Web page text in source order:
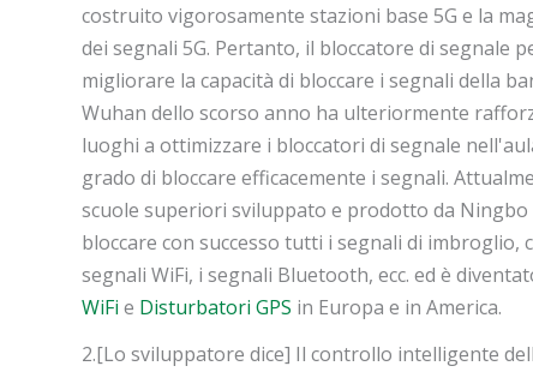
costruito vigorosamente stazioni base 5G e la
dei segnali 5G. Pertanto, il bloccatore di segnale
migliorare la capacità di bloccare i segnali della
Wuhan dello scorso anno ha ulteriormente
luoghi a ottimizzare i bloccatori di segnale
grado di bloccare efficacemente i segnali.
scuole superiori sviluppato e prodotto da Ningbo
bloccare con successo tutti i segnali di imbroglio,
segnali WiFi, i segnali Bluetooth, ecc. ed è
WiFi e Disturbatori GPS in Europa e in America.
2.[Lo sviluppatore dice] Il controllo intelligente